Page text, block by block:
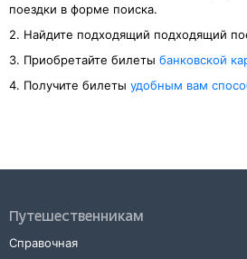
поездки в форме поиска.
2. Найдите подходящий подходящий
3. Приобретайте билеты банковской
4. Получите билеты удобным вам
Путешественникам
Справочная